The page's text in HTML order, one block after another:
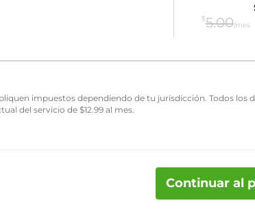
$5.00/mes
impuestos dependiendo de tu jurisdicción. Todos los
del servicio de$12.99al mes.
Continuar al